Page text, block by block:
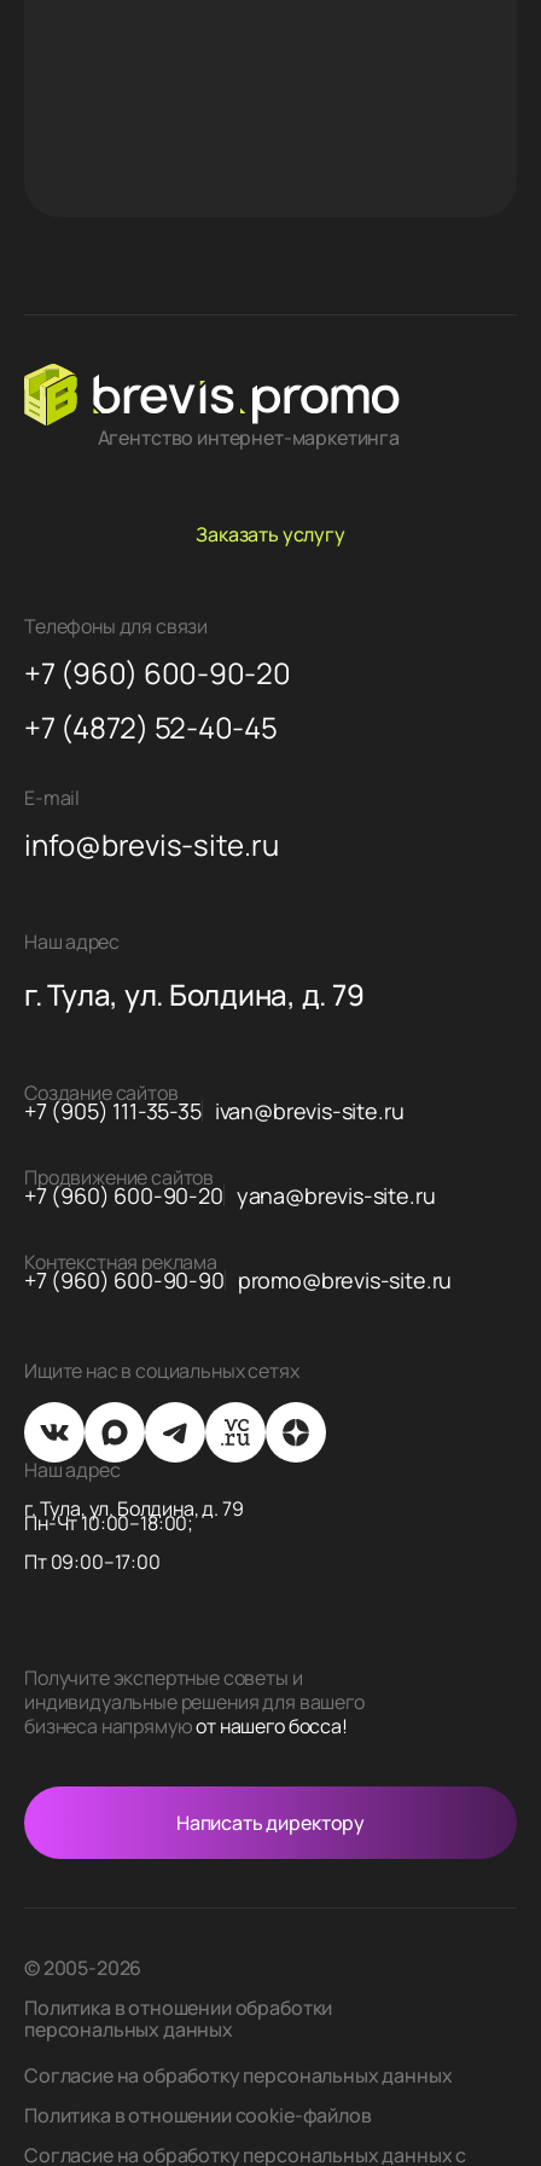
Агентство интернет-маркетинга
Получите экспертные советы и
индивидуальные решения для вашего
бизнеса напрямуюот нашего босса!
Написать директору
E-mail
info@brevis-site.ru
Телефоны для связи
+7 (960) 600-90-20
+7 (4872) 52-40-45
Заказать услугу
Наш адрес
г. Тула, ул. Болдина, д. 79
Ищите нас в социальных сетях
Наш адрес
г. Тула, ул. Болдина, д. 79
Пн-Чт 10:00–18:00;
Пт 09:00–17:00
Создание сайтов
+7 (905) 111-35-35 ivan@brevis-site.ru
Продвижение сайтов
+7 (960) 600-90-20 yana@brevis-site.ru
Контекстная реклама
+7 (960) 600-90-90 promo@brevis-site.ru
© 2005-2026
Политика в отношении обработки
персональных данных
Согласие на обработку персональных данных
Политика в отношении cookie-файлов
Согласие на обработку персональных данных с